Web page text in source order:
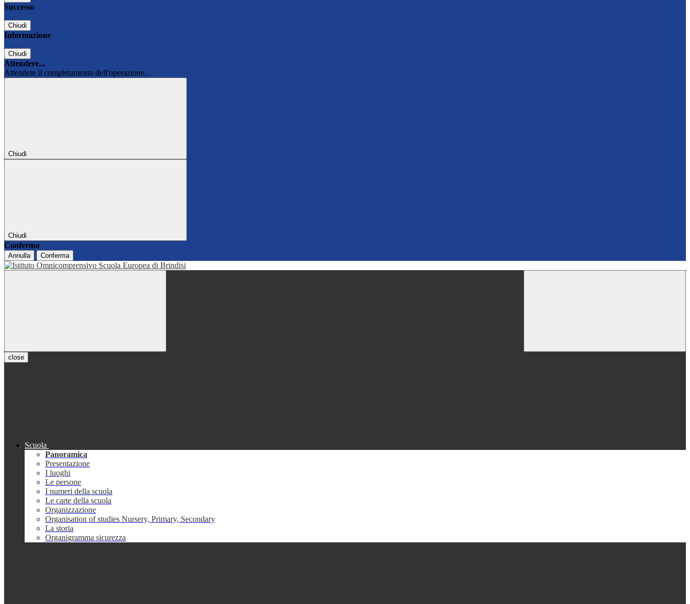
Successo
Chiudi
Informazione
Chiudi
Attendere...
Attendere il completamento dell'operazione...
Chiudi
Chiudi
Conferma
Annulla Conferma
close
Scuola
Panoramica
Presentazione
I luoghi
Le persone
I numeri della scuola
Le carte della scuola
Organizzazione
Organisation of studies Nursery, Primary, Secondary
La storia
Organigramma sicurezza